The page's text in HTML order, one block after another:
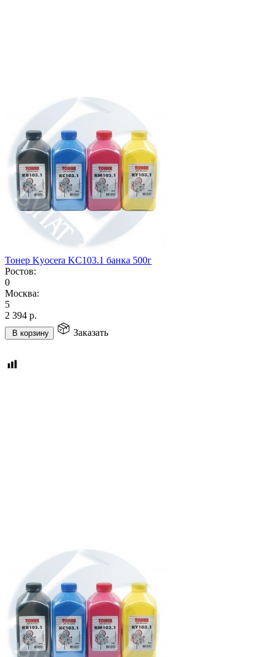
Тонер Kyocera KC103.1 банка 500г
Ростов:
0
Москва:
5
2 394 р.
В корзину Заказать